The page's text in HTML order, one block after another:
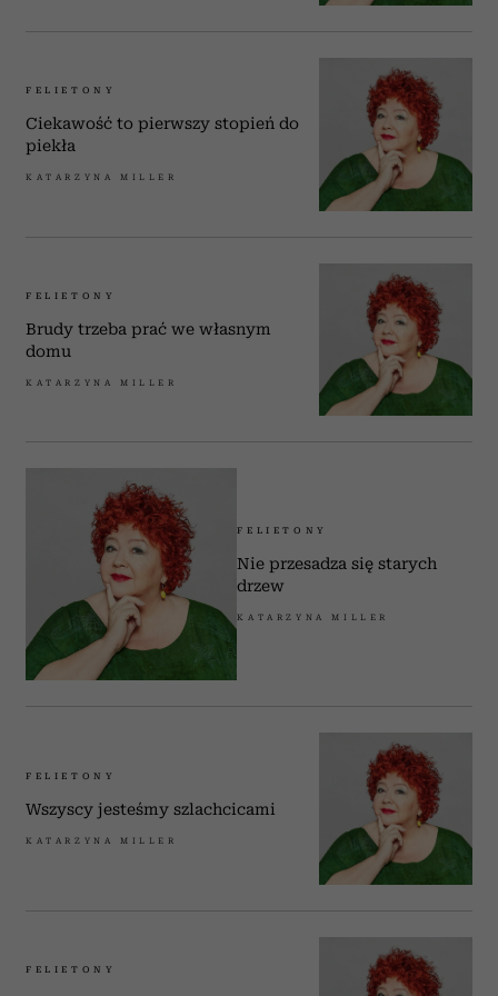
FELIETONY
Ciekawość to pierwszy stopień do
piekła
KATARZYNA MILLER
FELIETONY
Brudy trzeba prać we własnym
domu
KATARZYNA MILLER
FELIETONY
Nie przesadza się starych
drzew
KATARZYNA MILLER
FELIETONY
Wszyscy jesteśmy szlachcicami
KATARZYNA MILLER
FELIETONY